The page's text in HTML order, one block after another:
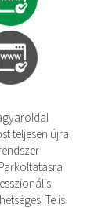
teljesen újra
Te is